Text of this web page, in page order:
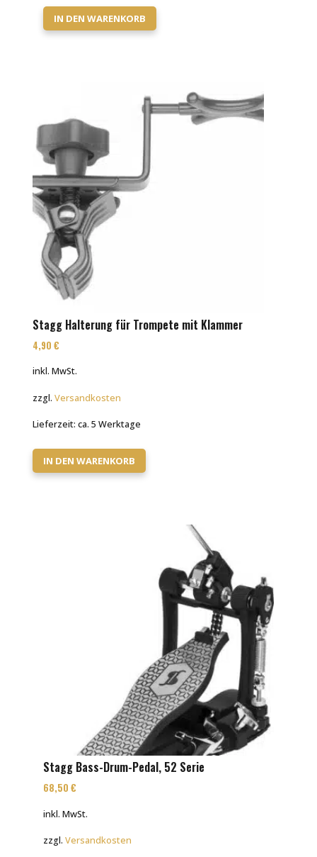
IN DEN WARENKORB
Stagg Halterung für Trompete mit Klammer
4,90€
inkl. MwSt.
zzgl.Versandkosten
Lieferzeit:ca. 5 Werktage
IN DEN WARENKORB
Stagg Bass-Drum-Pedal, 52 Serie
68,50 €
inkl. MwSt.
zzgl. Versandkosten